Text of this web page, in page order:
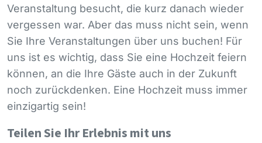
Veranstaltung besucht, die kurz danach wieder
vergessen war. Aber das muss nicht sein, wenn
Sie Ihre Veranstaltungen über uns buchen! Für
uns ist es wichtig, dass Sie eine Hochzeit feiern
können, an die Ihre Gäste auch in der Zukunft
noch zurückdenken. Eine Hochzeit muss immer
einzigartig sein!
Teilen Sie Ihr Erlebnis mit uns